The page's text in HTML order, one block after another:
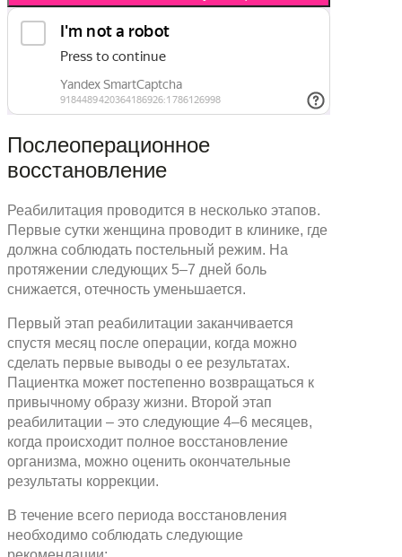
Послеоперационное
восстановление
Реабилитация проводится в несколько этапов.
Первые сутки женщина проводит в клинике, где
должна соблюдать постельный режим. На
протяжении следующих 5–7 дней боль
снижается, отечность уменьшается.
Первый этап реабилитации заканчивается
спустя месяц после операции, когда можно
сделать первые выводы о ее результатах.
Пациентка может постепенно возвращаться к
привычному образу жизни. Второй этап
реабилитации – это следующие 4–6 месяцев,
когда происходит полное восстановление
организма, можно оценить окончательные
результаты коррекции.
В течение всего периода восстановления
необходимо соблюдать следующие